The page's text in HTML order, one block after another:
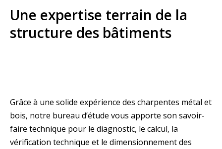
Une expertise terrain de la
structure des bâtiments
Grâce à une solide expérience des charpentes métal et
bois, notre bureau d’étude vous apporte son savoir-
faire technique pour le diagnostic, le calcul, la
vérification technique et le dimensionnement des